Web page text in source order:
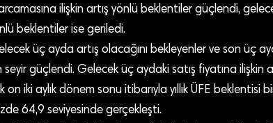
ilişkin artış yönlü beklentiler güçlendi,
beklentiler ise geriledi.
üç ayda artış olacağını bekleyenler ve son üç
güçlendi. Gelecek üç aydaki satış fiyatına ilişkin
on iki aylık dönem sonu itibarıyla yıllık ÜFE beklentisi
64,9 seviyesinde gerçekleşti.